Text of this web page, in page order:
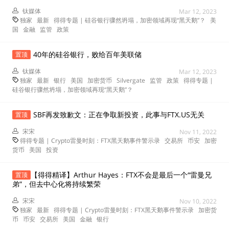
钛媒体
Mar 12, 2023
独家 最新 得得专题 | 硅谷银行骤然坍塌，加密领域再现“黑天鹅”？
美
国 金融 监管 政策
置顶 40年的硅谷银行，败给百年美联储
钛媒体
Mar 12, 2023
独家 最新 银行 美国 加密货币 Silvergate 监管 政策 得得专题 |
硅谷银行骤然坍塌，加密领域再现“黑天鹅”？
置顶 SBF再发致歉文：正在争取新投资，此事与FTX.US无关
宋宋
Nov 11, 2022
得得专题 | Crypto雷曼时刻：FTX黑天鹅事件警示录 交易所 币安 加密
货币
美国 投资
置顶
【得得精译】Arthur Hayes：FTX不会是最后一个“雷曼兄
弟”，但去中心化将持续繁荣
宋宋
Nov 10, 2022
独家 最新 得得专题 | Crypto雷曼时刻：FTX黑天鹅事件警示录 加密货
币 币安 交易所 美国 金融 银行